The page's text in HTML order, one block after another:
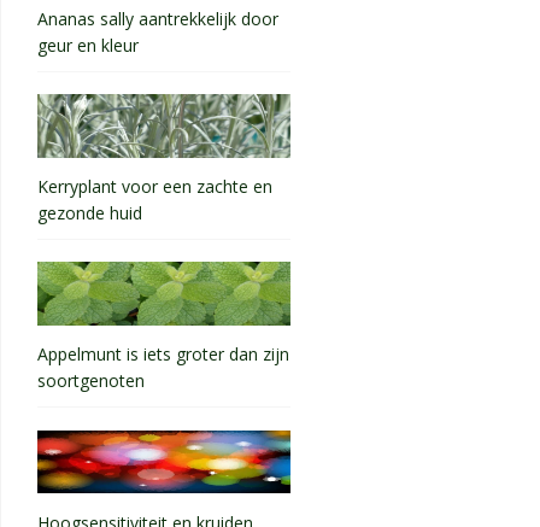
Ananas sally aantrekkelijk door
geur en kleur
Kerryplant voor een zachte en
gezonde huid
Appelmunt is iets groter dan zijn
soortgenoten
Hoogsensitiviteit en kruiden